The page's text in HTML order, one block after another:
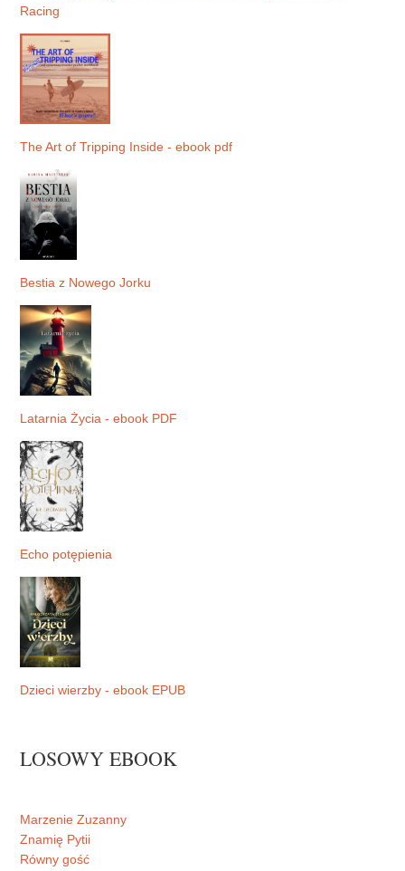
Racing
The Art of Tripping Inside - ebook pdf
Bestia z Nowego Jorku
Latarnia Życia - ebook PDF
Echo potępienia
Dzieci wierzby - ebook EPUB
LOSOWY EBOOK
Marzenie Zuzanny
Znamię Pytii
Równy gość